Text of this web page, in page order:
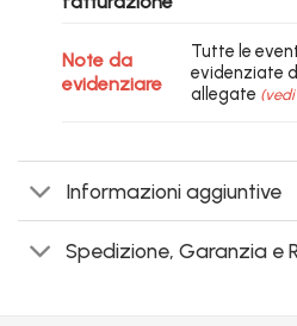
Note da
evidenziare
Tutte le
evidenziate
allegate
Informazioni aggiuntive
Spedizione, Garanzia e